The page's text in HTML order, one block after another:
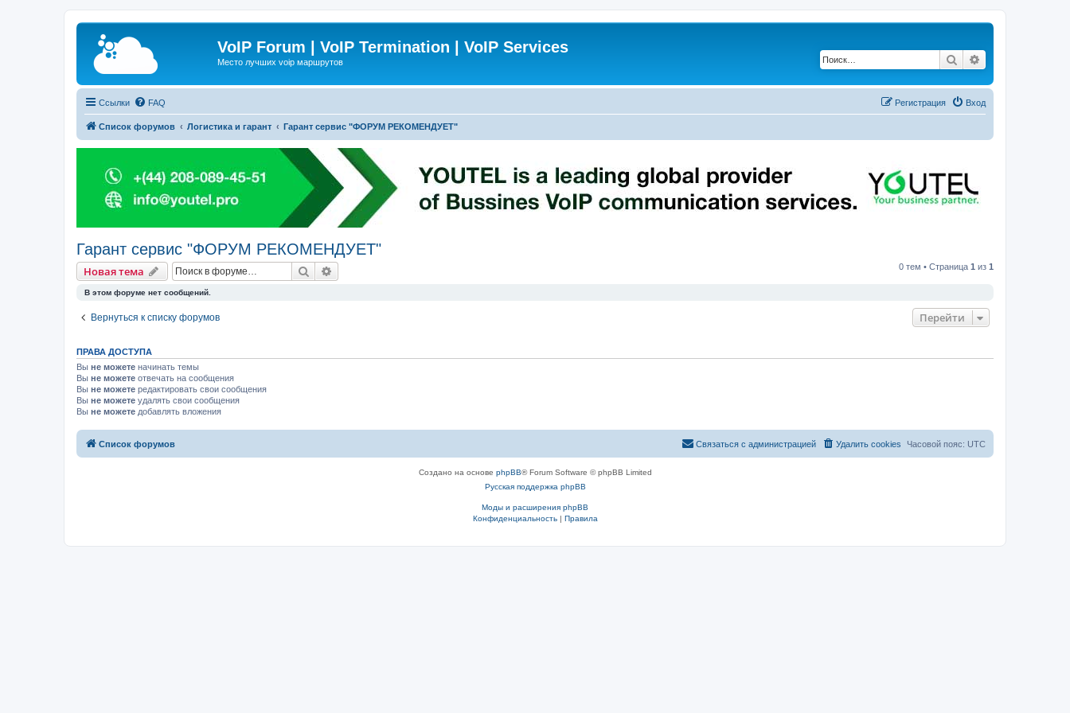
VoIP Forum | VoIP Termination | VoIP Services
Место лучших voip маршрутов Поиск
Ссылки FAQ Вход
Регистрация
Список форумов Логистика и гарант Гарант сервис "ФОРУМ РЕКОМЕНДУЕТ"
Гарант сервис "ФОРУМ РЕКОМЕНДУЕТ"
Новая тема Поиск 0 тем • Страница 1 из 1
В этом форуме нет сообщений.
Вернуться к списку форумов Перейти
ПРАВА ДОСТУПА
Вы не можете начинать темы
Вы не можете отвечать на сообщения
Вы не можете редактировать свои сообщения
Вы не можете удалять свои сообщения
Вы не можете добавлять вложения
Список форумов Часовой пояс: UTC
Удалить cookies
Связаться с администрацией
Создано на основе phpBB® Forum Software © phpBB Limited
Русская поддержка phpBB
Моды и расширения phpBB
Конфиденциальность| Правила